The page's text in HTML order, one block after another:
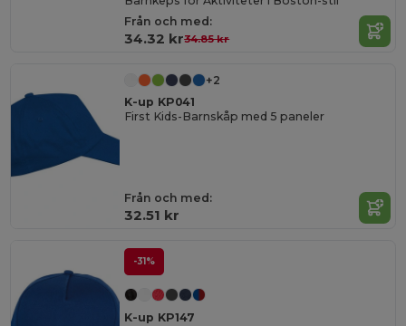
Från och med:
34.32 kr34.85 kr
+2
K-up KP041
First Kids-Barnskåp med 5 paneler
Från och med:
32.51 kr
-31%
K-up KP147